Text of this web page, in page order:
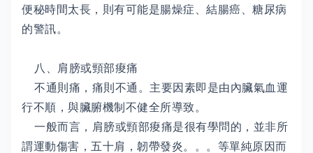
便秘時間太長，則有可能是腸燥症、結腸癌、糖尿病
的警訊。
八、肩膀或頸部痠痛
不通則痛，痛則不通。主要因素即是由內臟氣血運
行不順，與臟腑機制不健全所導致。
一般而言，肩膀或頸部痠痛是很有學問的，並非所
謂運動傷害，五十肩，韌帶發炎。。。等單純原因而